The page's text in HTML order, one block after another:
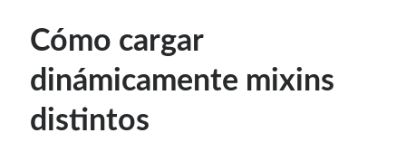
enseñar, comparto algunas de mis opiniones y
experiencias en el mundo informático en este blog.
Puedescontactarmeo leer más sobre mi
mi página profesional
Cómo cargar
dinámicamente mixins
distintos